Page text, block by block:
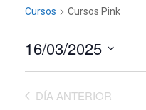
Cursos Cursos Pink
16/03/2025
DÍA ANTERIOR